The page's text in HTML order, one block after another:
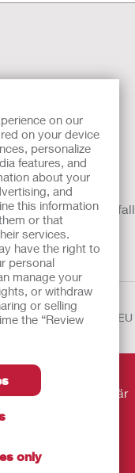
on our
on your device
personalize
features, and
about your
and
this information
or that
services.
have the right to
personal
manage your
or withdraw
or selling
the “Review
only
är i förekommande fall
Användning av cookies
EU
som medicinsk
råd du får av din
Informationen här
situationer.
du personligen